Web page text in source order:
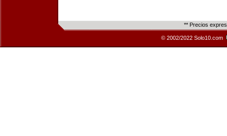
** Precios
© 2002/2022 Solo10.com